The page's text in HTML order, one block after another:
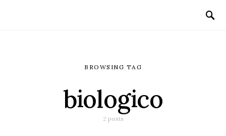
BROWSING TAG
biologico
2 posts